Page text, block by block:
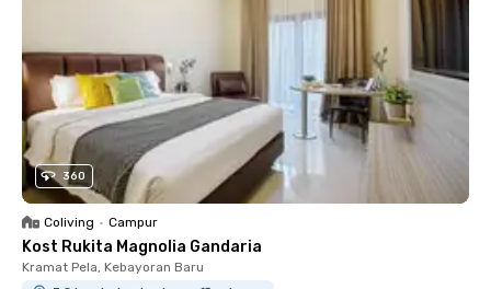
360
Coliving • Campur
Kost Rukita Magnolia Gandaria
Kramat Pela, Kebayoran Baru